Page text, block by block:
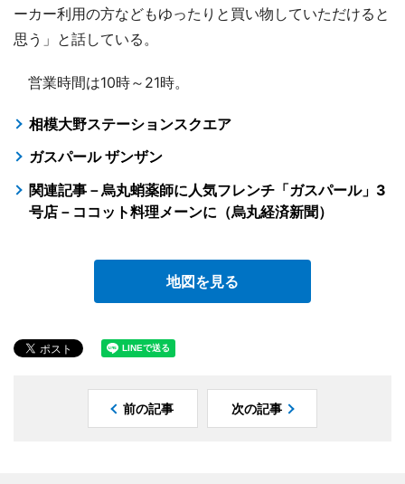
ーカー利用の方などもゆったりと買い物していただけると
思う」と話している。
営業時間は10時～21時。
相模大野ステーションスクエア
ガスパール ザンザン
関連記事－烏丸蛸薬師に人気フレンチ「ガスパール」3
号店－ココット料理メーンに（烏丸経済新聞）
地図を見る
前の記事 次の記事